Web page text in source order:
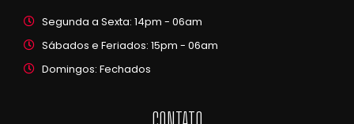
Segunda a Sexta: 14pm - 06am
Sábados e Feriados: 15pm - 06am
Domingos: Fechados